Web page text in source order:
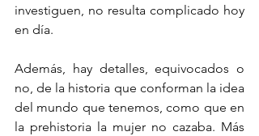
investiguen, no resulta complicado hoy
en día.
Además, hay detalles, equivocados o
no, de la historia que conforman la idea
del mundo que tenemos, como que en
la prehistoria la mujer no cazaba. Más